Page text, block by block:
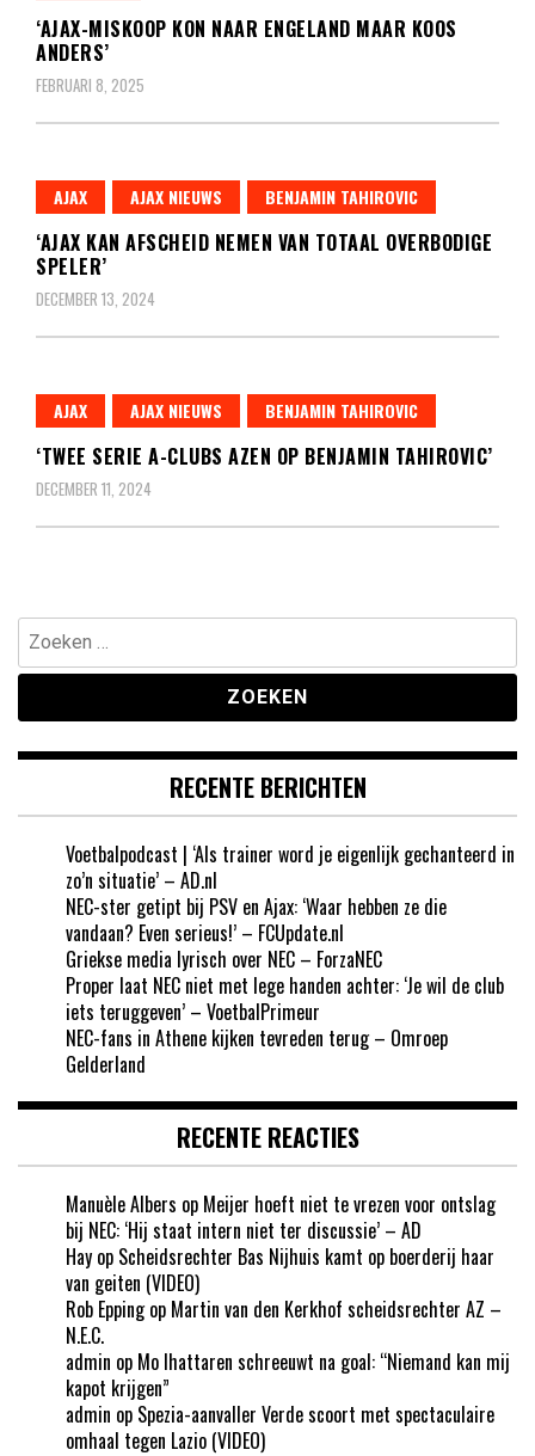
‘AJAX-MISKOOP KON NAAR ENGELAND MAAR KOOS
ANDERS’
FEBRUARI 8, 2025
AJAX AJAX NIEUWS BENJAMIN TAHIROVIC
‘AJAX KAN AFSCHEID NEMEN VAN TOTAAL OVERBODIGE
SPELER’
DECEMBER 13, 2024
AJAX AJAX NIEUWS BENJAMIN TAHIROVIC
‘TWEE SERIE A-CLUBS AZEN OP BENJAMIN TAHIROVIC’
DECEMBER 11, 2024
Zoeken
naar:
RECENTE BERICHTEN
Voetbalpodcast | ‘Als trainer word je eigenlijk gechanteerd in
zo’n situatie’ – AD.nl
NEC-ster getipt bij PSV en Ajax: ‘Waar hebben ze die
vandaan? Even serieus!’ – FCUpdate.nl
Griekse media lyrisch over NEC – ForzaNEC
Proper laat NEC niet met lege handen achter: ‘Je wil de club
iets teruggeven’ – VoetbalPrimeur
NEC-fans in Athene kijken tevreden terug – Omroep
Gelderland
RECENTE REACTIES
Manuèle Albers op Meijer hoeft niet te vrezen voor ontslag
bij NEC: ‘Hij staat intern niet ter discussie’ – AD
Hay op Scheidsrechter Bas Nijhuis kamt op boerderij haar
van geiten (VIDEO)
Rob Eppingop Martin van den Kerkhof scheidsrechter AZ –
N.E.C.
admin op Mo Ihattaren schreeuwt na goal: “Niemand kan mij
kapot krijgen”
admin op Spezia-aanvaller Verde scoort met spectaculaire
omhaal tegen Lazio (VIDEO)